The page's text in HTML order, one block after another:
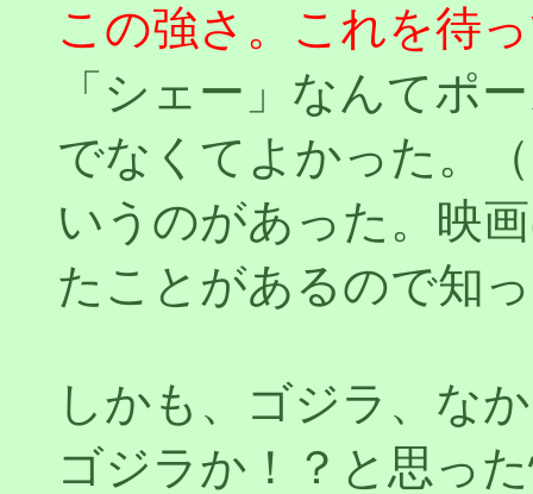
この強さ。これを待
「シェー」なんてポ
でなくてよかった。
いうのがあった。映
たことがあるので知
しかも、ゴジラ、な
ゴジラか！？と思っ